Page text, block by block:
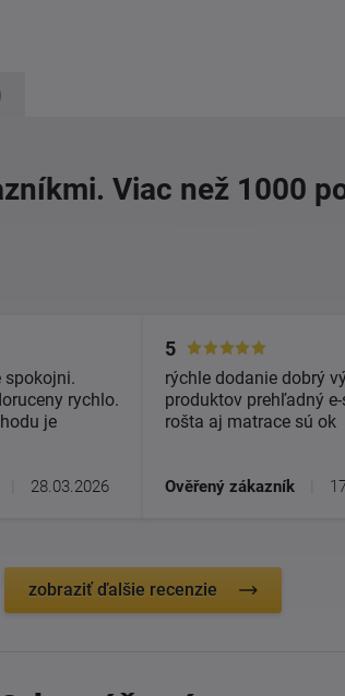
Viac než 1000
spokojni.
rychlo.
je
28.03.2026
5
rýchle dodanie dobrý
produktov prehľadný
rošta aj matrace sú ok
Ověřený zákazník
zobraziť ďalšie recenzie